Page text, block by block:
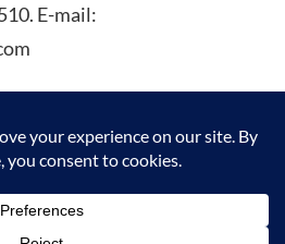
E-mail:
Copyright (C) 2026